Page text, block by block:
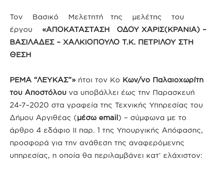
Τον Βασικό Μελετητή της μελέτης του
έργου «ΑΠΟΚΑΤΑΣΤΑΣΗ ΟΔΟΥ ΧΑΡΙΣ(ΚΡΑΝΙΑ) –
ΒΑΣΙΛΑΔΕΣ – ΧΑΛΚΙΟΠΟΥΛΟ Τ.Κ. ΠΕΤΡΙΛΟΥ ΣΤΗ
ΘΕΣΗ
ΡΕΜΑ “ΛΕΥΚΑΣ”» ήτοι τον Κο Κων/νο Παλαιοχωρίτη
του Αποστόλου να υποβάλλει έως την Παρασκευή
24-7–2020 στα γραφεία της Τεχνικής Υπηρεσίας του
Δήμου Αργιθέας (μέσω email) – σύμφωνα με το
άρθρο 4 εδάφιο ΙΙ παρ. 1 της Υπουργικής Απόφασης,
προσφορά για την ανάθεση της αναφερόμενης
υπηρεσίας, η οποία θα περιλαμβάνει κατ’ ελάχιστον: